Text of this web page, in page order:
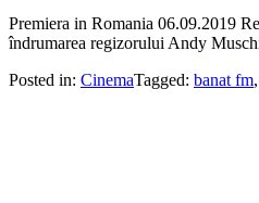
Premiera in Romania 06.09.2019
îndrumarea regizorului Andy
Posted in: CinemaTagged: banat fm,